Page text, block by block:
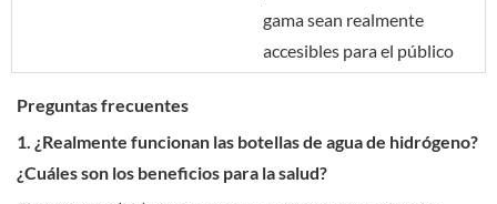
gama sean realmente
accesibles para el público
Preguntas frecuentes
1. ¿Realmente funcionan las botellas de agua de hidrógeno?
¿Cuáles son los beneficios para la salud?